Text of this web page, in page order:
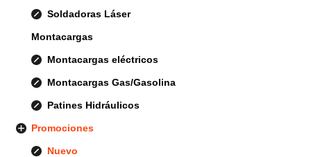
Soldadoras Láser
Montacargas
Montacargas eléctricos
Montacargas Gas/Gasolina
Patines Hidráulicos
Promociones
Nuevo